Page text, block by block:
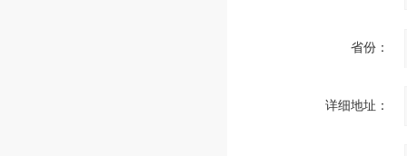
省份：
详细地址：